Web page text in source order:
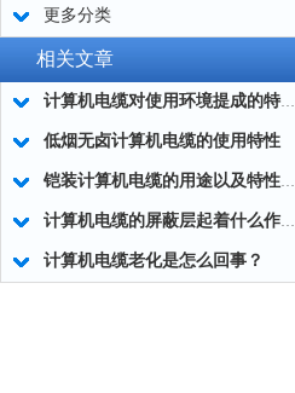
更多分类
相关文章
计算机电缆对使用环境提成的特殊要求
​低烟无卤计算机电缆的使用特性
铠装计算机电缆的用途以及特性有哪些？
计算机电缆的屏蔽层起着什么作用？
计算机电缆老化是怎么回事？